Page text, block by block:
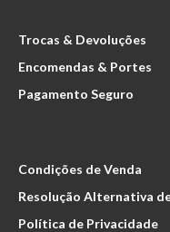
Trocas & Devoluções
Encomendas & Portes
Pagamento Seguro
Condições de Venda
Resolução Alternativa
Política de Privacidade